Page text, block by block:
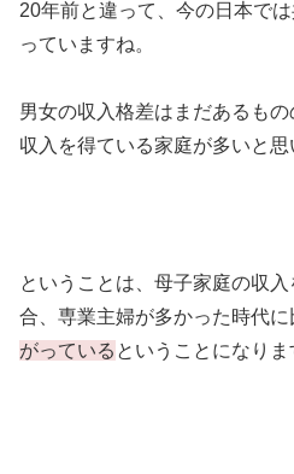
20年前と違って、今の日本で
っていますね。
男女の収入格差はまだあるも
収入を得ている家庭が多いと思
ということは、母子家庭の収
合、専業主婦が多かった時代に
がっている ということになりま